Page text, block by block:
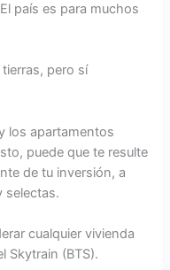
país es para muchos
pero sí
los apartamentos
puede que te resulte
de tu inversión, a
selectas.
cualquier vivienda
Skytrain (BTS).